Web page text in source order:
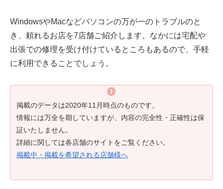
WindowsやMacなどパソコンの万が一のトラブルのと
き、頼れるお店を7店舗ご紹介します。なかには宅配や
出張での修理を受け付けているところもあるので、手軽
に利用できることでしょう。
掲載のデータは2020年11月時点のものです。
情報には万全を期していますが、内容の完全性・正確性は保
証いたしません。
詳細に関しては各店舗のサイトをご覧ください。
掲載中・掲載を希望される店舗様へ